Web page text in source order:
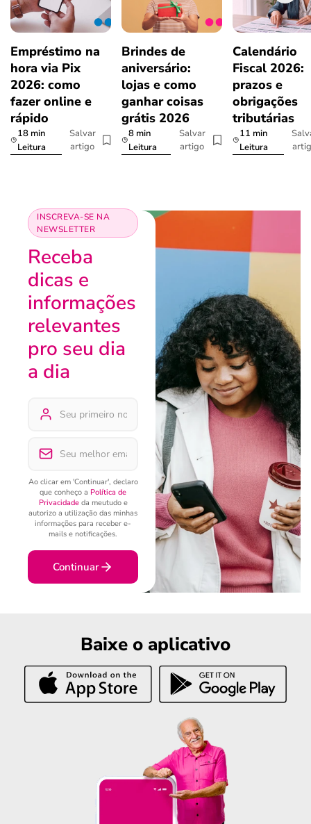
Empréstimo na
hora via Pix
2026: como
fazer online e
rápido
18 min
Leitura
Salvar
artigo
Brindes de
aniversário:
lojas e como
ganhar coisas
grátis 2026
8 min
Leitura
Salvar
artigo
Calendário
Fiscal 2026:
prazos e
obrigações
tributárias
11 min
Leitura
INSCREVA-SE NA
NEWSLETTER
Receba
dicas e
informações
relevantes
pro seu dia
a dia
Ao clicar em 'Continuar', declaro
que conheço a Política de
Privacidadeda meutudo e
autorizo a utilização das minhas
informações para receber e-
mails e notificações.
Continuar
Baixe o aplicativo